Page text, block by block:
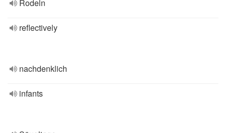
Rodeln
reflectively
nachdenklich
infants